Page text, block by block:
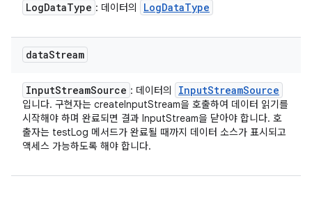
LogDataType : 데이터의 LogDataType
dataStream
InputStreamSource : 데이터의 InputStreamSource
입니다. 구현자는 createInputStream을 호출하여 데이터 읽기를
시작해야 하며 완료되면 결과 InputStream을 닫아야 합니다. 호
출자는 testLog 메서드가 완료될 때까지 데이터 소스가 표시되고
액세스 가능하도록 해야 합니다.